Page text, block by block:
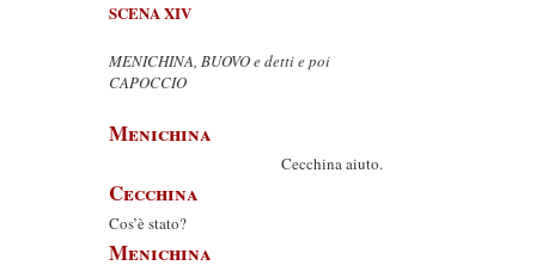
SCENA XIV
MENICHINA, BUOVO e detti e poi
CAPOCCIO
Menichina
Cecchina aiuto.
Cecchina
Cos’è stato?
Menichina